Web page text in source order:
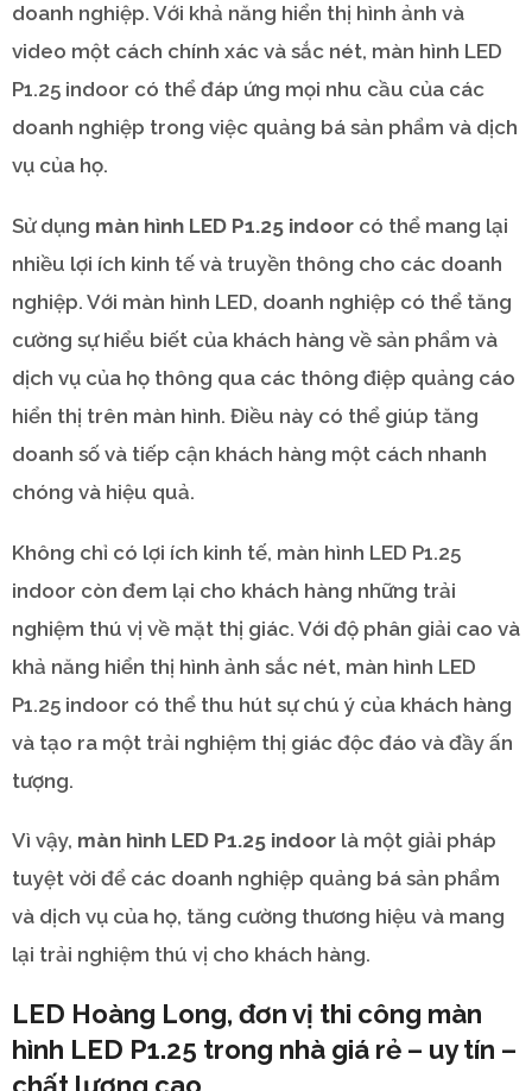
doanh nghiệp. Với khả năng hiển thị hình ảnh và
video một cách chính xác và sắc nét, màn hình LED
P1.25 indoor có thể đáp ứng mọi nhu cầu của các
doanh nghiệp trong việc quảng bá sản phẩm và dịch
vụ của họ.
Sử dụng màn hình LED P1.25 indoor có thể mang lại
nhiều lợi ích kinh tế và truyền thông cho các doanh
nghiệp. Với màn hình LED, doanh nghiệp có thể tăng
cường sự hiểu biết của khách hàng về sản phẩm và
dịch vụ của họ thông qua các thông điệp quảng cáo
hiển thị trên màn hình. Điều này có thể giúp tăng
doanh số và tiếp cận khách hàng một cách nhanh
chóng và hiệu quả.
Không chỉ có lợi ích kinh tế, màn hình LED P1.25
indoor còn đem lại cho khách hàng những trải
nghiệm thú vị về mặt thị giác. Với độ phân giải cao và
khả năng hiển thị hình ảnh sắc nét, màn hình LED
P1.25 indoor có thể thu hút sự chú ý của khách hàng
và tạo ra một trải nghiệm thị giác độc đáo và đầy ấn
tượng.
Vì vậy, màn hình LED P1.25 indoor là một giải pháp
tuyệt vời để các doanh nghiệp quảng bá sản phẩm
và dịch vụ của họ, tăng cường thương hiệu và mang
lại trải nghiệm thú vị cho khách hàng.
LED Hoàng Long, đơn vị thi công màn
hình LED P1.25 trong nhà giá rẻ – uy tín –
chất lượng cao